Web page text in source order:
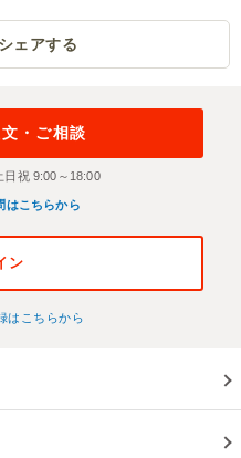
ェアする
・ご相談
日祝 9:00～18:00
はこちらから
ン
はこちらから